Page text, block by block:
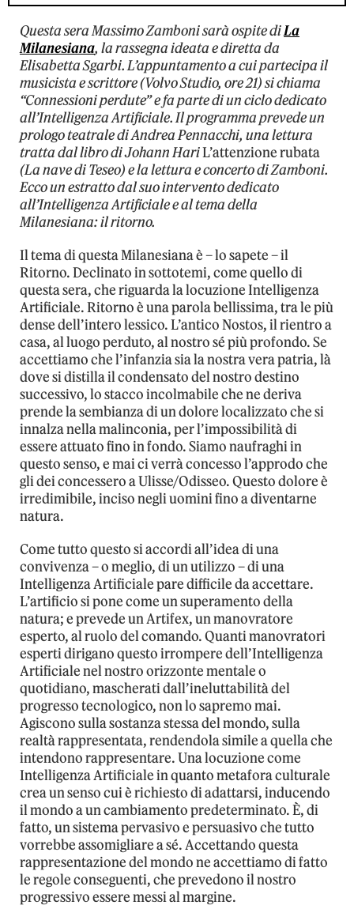
Questa sera Massimo Zamboni sarà ospite diLa
Milanesiana, la rassegna ideata e diretta da
Elisabetta Sgarbi. L’appuntamento a cui partecipa il
musicista e scrittore (Volvo Studio, ore 21) si chiama
“Connessioni perdute” e fa parte di un ciclo dedicato
all’Intelligenza Artificiale. Il programma prevede un
prologo teatrale di Andrea Pennacchi, una lettura
tratta dal libro di Johann HariL’attenzione rubata
(La nave di Teseo) e la lettura e concerto di Zamboni.
Ecco un estratto dal suo intervento dedicato
all’Intelligenza Artificiale e al tema della
Milanesiana: il ritorno.
Il tema di questa Milanesiana è – lo sapete – il
Ritorno. Declinato in sottotemi, come quello di
questa sera, che riguarda la locuzione Intelligenza
Artificiale. Ritorno è una parola bellissima, tra le più
dense dell’intero lessico. L’antico Nostos, il rientro a
casa, al luogo perduto, al nostro sé più profondo. Se
accettiamo che l’infanzia sia la nostra vera patria, là
dove si distilla il condensato del nostro destino
successivo, lo stacco incolmabile che ne deriva
prende la sembianza di un dolore localizzato che si
innalza nella malinconia, per l’impossibilità di
essere attuato fino in fondo. Siamo naufraghi in
questo senso, e mai ci verrà concesso l’approdo che
gli dei concessero a Ulisse/Odisseo. Questo dolore è
irredimibile, inciso negli uomini fino a diventarne
natura.
Come tutto questo si accordi all’idea di una
convivenza – o meglio, di un utilizzo – di una
Intelligenza Artificiale pare difficile da accettare.
L’artificio si pone come un superamento della
natura; e prevede un Artifex, un manovratore
esperto, al ruolo del comando. Quanti manovratori
esperti dirigano questo irrompere dell’Intelligenza
Artificiale nel nostro orizzonte mentale o
quotidiano, mascherati dall’ineluttabilità del
progresso tecnologico, non lo sapremo mai.
Agiscono sulla sostanza stessa del mondo, sulla
realtà rappresentata, rendendola simile a quella che
intendono rappresentare. Una locuzione come
Intelligenza Artificiale in quanto metafora culturale
crea un senso cui è richiesto di adattarsi, inducendo
il mondo a un cambiamento predeterminato. È, di
fatto, un sistema pervasivo e persuasivo che tutto
vorrebbe assomigliare a sé. Accettando questa
rappresentazione del mondo ne accettiamo di fatto
le regole conseguenti, che prevedono il nostro
progressivo essere messi al margine.